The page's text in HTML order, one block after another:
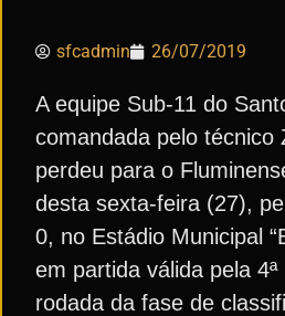
sfcadmin 26/07/2019
A equipe Sub-11 do
comandada pelo técnico
perdeu para o
desta sexta-feira (27),
0, no Estádio Municipal
em partida válida pela
rodada da fase de